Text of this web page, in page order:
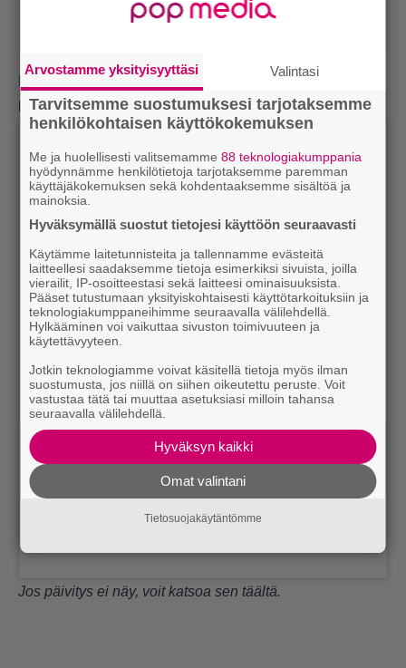
King neuvoo kokeilemaan esimerkiksi päiväkirjan
kirjoittamista tai kääntymään ohjatun terapian pariin.
Näytä tämä julkaisu Instagramissa
Jos päivitys ei näy, voit katsoa sen täältä.
Arvostamme yksityisyyttäsi Valintasi
Tarvitsemme suostumuksesi tarjotaksemme
henkilökohtaisen käyttökokemuksen
Me ja huolellisesti valitsemamme88 teknologiakumppania
hyödynnämme henkilötietoja tarjotaksemme paremman
käyttäjäkokemuksen sekä kohdentaaksemme sisältöä ja
mainoksia.
Hyväksymällä suostut tietojesi käyttöön seuraavasti
Käytämme laitetunnisteita ja tallennamme evästeitä
laitteellesi saadaksemme tietoja esimerkiksi sivuista, joilla
vierailit, IP-osoitteestasi sekä laitteesi ominaisuuksista.
Pääset tutustumaan yksityiskohtaisesti käyttötarkoituksiin ja
teknologiakumppaneihimme seuraavalla välilehdellä.
Hylkääminen voi vaikuttaa sivuston toimivuuteen ja
käytettävyyteen.
Jotkin teknologiamme voivat käsitellä tietoja myös ilman
suostumusta, jos niillä on siihen oikeutettu peruste. Voit
vastustaa tätä tai muuttaa asetuksiasi milloin tahansa
seuraavalla välilehdellä.
Hyväksyn kaikki
Omat valintani
Tietosuojakäytäntömme